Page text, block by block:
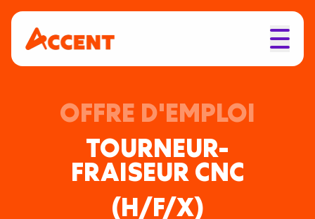
OFFRE D'EMPLOI
TOURNEUR-
FRAISEUR CNC
(H/F/X)